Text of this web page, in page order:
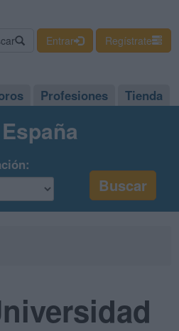
Entrar Regístrate
Profesiones Tienda